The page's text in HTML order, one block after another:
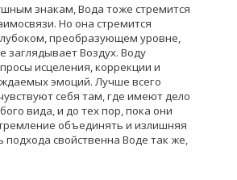
знакам, Вода тоже стремится
Но она стремится
преобразующем уровне,
заглядывает Воздух. Воду
исцеления, коррекции и
эмоций. Лучше всего
себя там, где имеют дело
вида, и до тех пор, пока они
объединять и излишняя
подхода свойственна Воде так же,